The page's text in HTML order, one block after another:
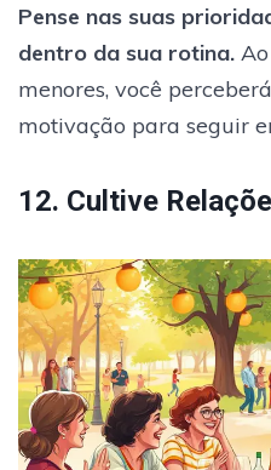
Pense nas suas
dentro da sua rotina.
menores, você
motivação para seguir
12. Cultive